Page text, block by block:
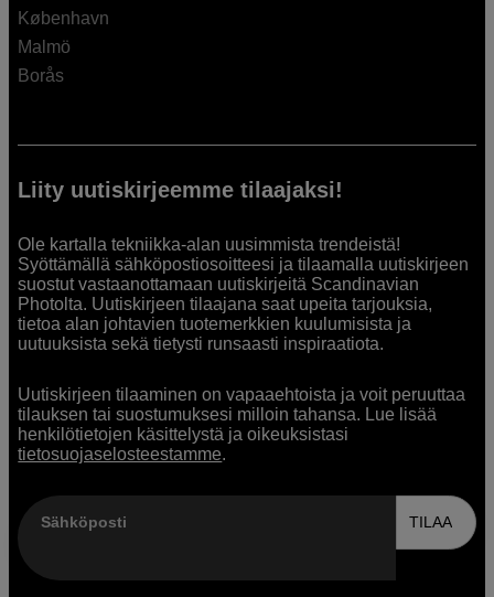
København
Malmö
Borås
Liity uutiskirjeemme tilaajaksi!
Ole kartalla tekniikka-alan uusimmista trendeistä!
Syöttämällä sähköpostiosoitteesi ja tilaamalla uutiskirjeen
suostut vastaanottamaan uutiskirjeitä Scandinavian
Photolta. Uutiskirjeen tilaajana saat upeita tarjouksia,
tietoa alan johtavien tuotemerkkien kuulumisista ja
uutuuksista sekä tietysti runsaasti inspiraatiota.
Uutiskirjeen tilaaminen on vapaaehtoista ja voit peruuttaa
tilauksen tai suostumuksesi milloin tahansa. Lue lisää
henkilötietojen käsittelystä ja oikeuksistasi
tietosuojaselosteestamme.
Sähköposti TILAA